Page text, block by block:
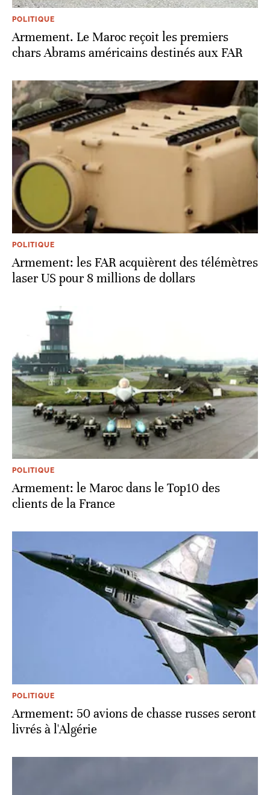
POLITIQUE
Armement. Le Maroc reçoit les premiers
chars Abrams américains destinés aux FAR
POLITIQUE
Armement: les FAR acquièrent des télémètres
laser US pour 8 millions de dollars
POLITIQUE
Armement: le Maroc dans le Top10 des
clients de la France
POLITIQUE
Armement: 50 avions de chasse russes seront
livrés à l'Algérie